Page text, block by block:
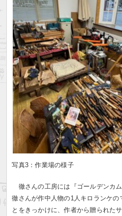
写真3：作業場の様子
徹さんの工房には『ゴールデンカ
徹さんが作中人物の1人キロランケの
とをきっかけに、作者から贈られた